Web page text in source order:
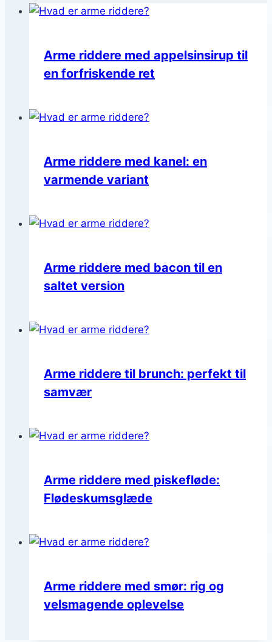
Arme riddere med appelsinsirup til
en forfriskende ret
Arme riddere med kanel: en
varmende variant
Arme riddere med bacon til en
saltet version
Arme riddere til brunch: perfekt til
samvær
Arme riddere med piskefløde:
Flødeskumsglæde
Arme riddere med smør: rig og
velsmagende oplevelse